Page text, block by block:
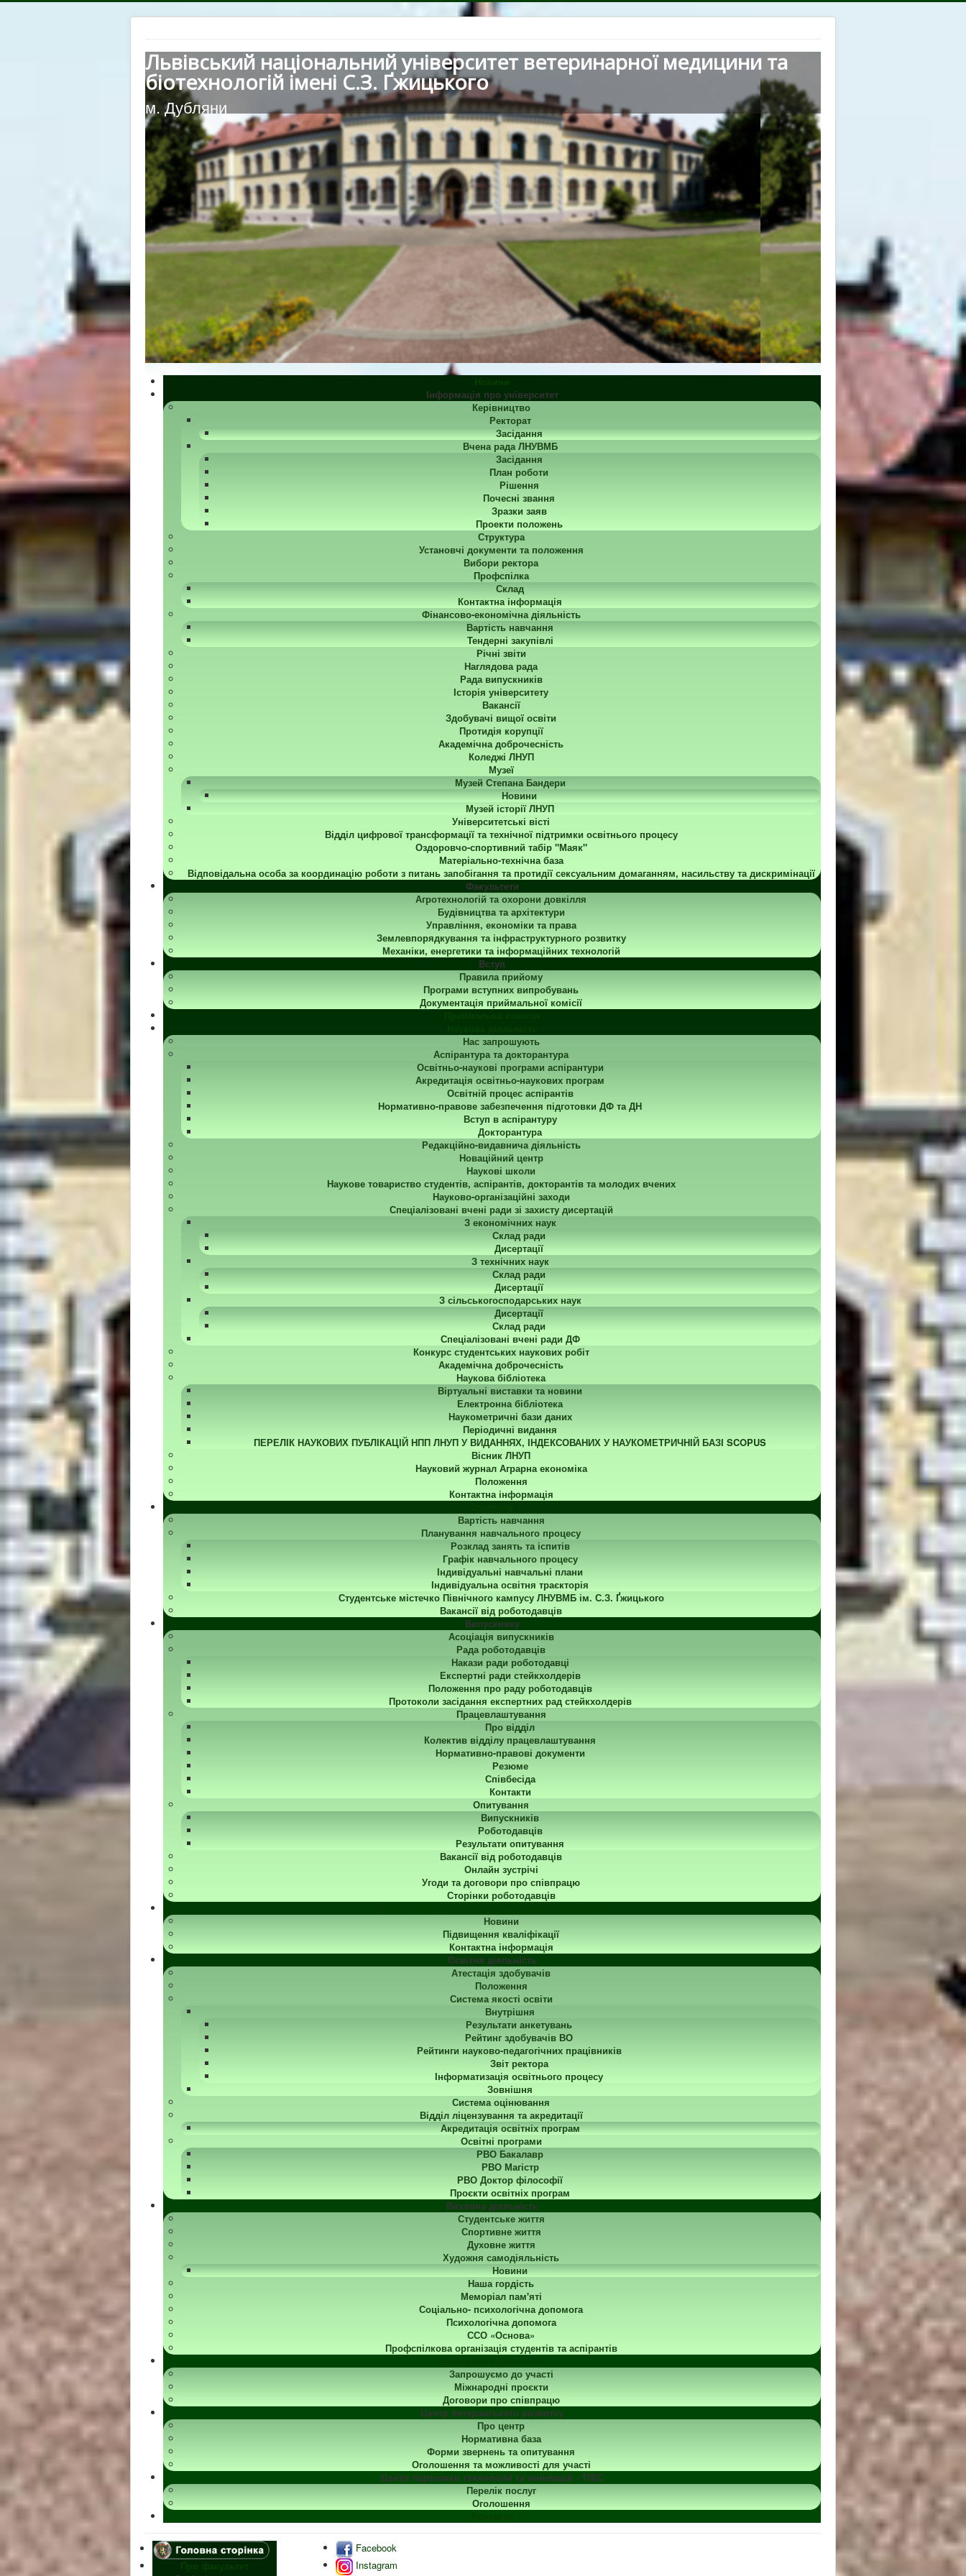
Львівський національний університет ветеринарної медицини та
біотехнологій імені С.З. Ґжицького
м. Дубляни
Інформація про університет
Керівництво
Ректорат
Засідання
Вчена рада ЛНУВМБ
Засідання
План роботи
Рішення
Почесні звання
Зразки заяв
Проекти положень
Структура
Установчі документи та положення
Вибори ректора
Профспілка
Склад
Контактна інформація
Фінансово-економічна діяльність
Вартість навчання
Тендерні закупівлі
Річні звіти
Наглядова рада
Рада випускників
Історія університету
Вакансії
Здобувачі вищої освіти
Протидія корупції
Академічна доброчесність
Коледжі ЛНУП
Музеї
Музей Степана Бандери
Новини
Музей історії ЛНУП
Університетські вісті
Відділ цифрової трансформації та технічної підтримки освітнього процесу
Оздоровчо-спортивний табір "Маяк"
Матеріально-технічна база
Відповідальна особа за координацію роботи з питань запобігання та протидії сексуальним домаганням, насильству та дискримінації
Факультети
Агротехнологій та охорони довкілля
Будівництва та архітектури
Управління, економіки та права
Землевпорядкування та інфраструктурного розвитку
Механіки, енергетики та інформаційних технологій
Вступ
Правила прийому
Програми вступних випробувань
Документація приймальної комісії
Нас запрошують
Аспірантура та докторантура
Освітньо-наукові програми аспірантури
Акредитація освітньо-наукових програм
Освітній процес аспірантів
Нормативно-правове забезпечення підготовки ДФ та ДН
Вступ в аспірантуру
Докторантура
Редакційно-видавнича діяльність
Новаційний центр
Наукові школи
Наукове товариство студентів, аспірантів, докторантів та молодих вчених
Науково-організаційні заходи
Спеціалізовані вчені ради зі захисту дисертацій
З економічних наук
Склад ради
Дисертації
З технічних наук
Склад ради
Дисертації
З сільськогосподарських наук
Дисертації
Склад ради
Спеціалізовані вчені ради ДФ
Конкурс студентських наукових робіт
Академічна доброчесність
Наукова бібліотека
Віртуальні виставки та новини
Електронна бібліотека
Наукометричні бази даних
Періодичні видання
ПЕРЕЛІК НАУКОВИХ ПУБЛІКАЦІЙ НПП ЛНУП У ВИДАННЯХ, ІНДЕКСОВАНИХ У НАУКОМЕТРИЧНІЙ БАЗІ SCOPUS
Вісник ЛНУП
Науковий журнал Аграрна економіка
Положення
Контактна інформація
Вартість навчання
Планування навчального процесу
Розклад занять та іспитів
Графік навчального процесу
Індивідуальні навчальні плани
Індивідуальна освітня траєкторія
Студентське містечко Північного кампусу ЛНУВМБ ім. С.З. Ґжицького
Вакансії від роботодавців
Випускнику
Асоціація випускників
Рада роботодавців
Накази ради роботодавці
Експертні ради стейкхолдерів
Положення про раду роботодавців
Протоколи засідання експертних рад стейкхолдерів
Працевлаштування
Про відділ
Колектив відділу працевлаштування
Нормативно-правові документи
Резюме
Співбесіда
Контакти
Опитування
Випускників
Роботодавців
Результати опитування
Вакансії від роботодавців
Онлайн зустрічі
Угоди та договори про співпрацю
Сторінки роботодавців
Новини
Підвищення кваліфікації
Контактна інформація
Освітня діяльність
Атестація здобувачів
Положення
Система якості освіти
Внутрішня
Результати анкетувань
Рейтинг здобувачів ВО
Рейтинги науково-педагогічних працівників
Звіт ректора
Інформатизація освітнього процесу
Зовнішня
Система оцінювання
Відділ ліцензування та акредитації
Акредитація освітніх програм
Освітні програми
РВО Бакалавр
РВО Магістр
РВО Доктор філософії
Проєкти освітніх програм
Виховна діяльність
Студентське життя
Спортивне життя
Духовне життя
Художня самодіяльність
Новини
Наша гордість
Меморіал пам'яті
Соціально- психологічна допомога
Психологічна допомога
ССО «Основа»
Профспілкова організація студентів та аспірантів
Запрошуємо до участі
Міжнародні проєкти
Договори про співпрацю
Центр ветеранського розвитку
Про центр
Нормативна база
Форми звернень та опитування
Оголошення та можливості для участі
Центр підтримки технологій та інновацій - TISC
Перелік послуг
Оголошення
Facebook
Instagram